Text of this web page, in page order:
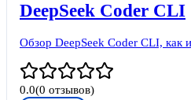
DeepSeek Coder CLI
Обзор DeepSeek Coder CLI, как
0.0(0 отзывов)